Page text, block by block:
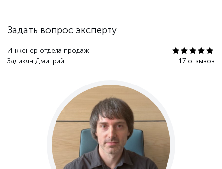
Задать вопрос эксперту
Инженер отдела продаж
Задикян Дмитрий
17 отзывов